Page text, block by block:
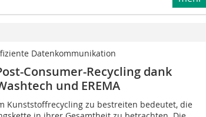
Datenkommunikation
Consumer-Recycling dank
und EREMA
Kunststoffrecycling zu bestreiten bedeutet, die